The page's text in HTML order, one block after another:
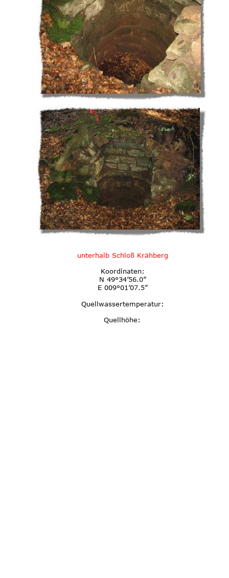
unterhalb Schloß Krähberg
Koordinaten:
N 49°34’56.0”
E 009°01’07.5”
Quellwassertemperatur:
Quellhöhe: